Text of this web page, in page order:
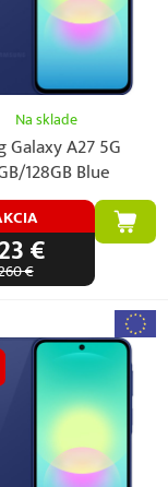
Na sklade
Galaxy A27 5G
128GB Blue
€
€